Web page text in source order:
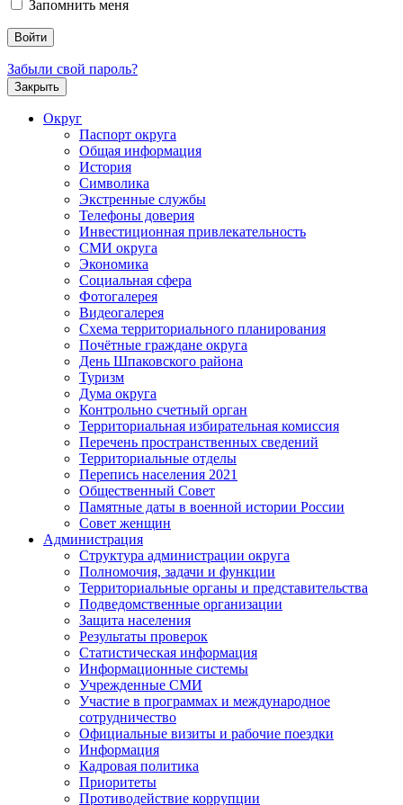
Запомнить меня
Забыли свой пароль?
Закрыть
Округ
Паспорт округа
Общая информация
История
Символика
Экстренные службы
Телефоны доверия
Инвестиционная привлекательность
СМИ округа
Экономика
Социальная сфера
Фотогалерея
Видеогалерея
Схема территориального планирования
Почётные граждане округа
День Шпаковского района
Туризм
Дума округа
Контрольно счетный орган
Территориальная избирательная комиссия
Перечень пространственных сведений
Территориальные отделы
Перепись населения 2021
Общественный Совет
Памятные даты в военной истории России
Совет женщин
Администрация
Структура администрации округа
Полномочия, задачи и функции
Территориальные органы и представительства
Подведомственные организации
Защита населения
Результаты проверок
Статистическая информация
Информационные системы
Учрежденные СМИ
Участие в программах и международное
сотрудничество
Официальные визиты и рабочие поездки
Информация
Кадровая политика
Приоритеты
Противодействие коррупции